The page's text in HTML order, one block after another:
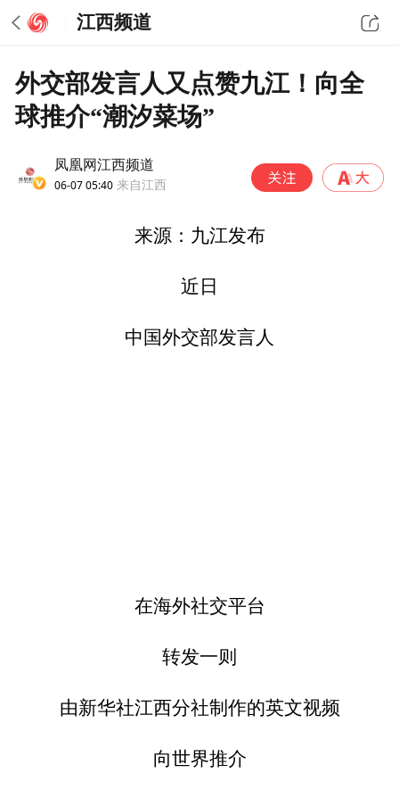
江西频道
外交部发言人又点赞九江！向全
球推介“潮汐菜场”
凤凰网江西频道
06-07 05:40 来自江西
来源：九江发布
近日
中国外交部发言人
在海外社交平台
转发一则
由新华社江西分社制作的英文视频
向世界推介